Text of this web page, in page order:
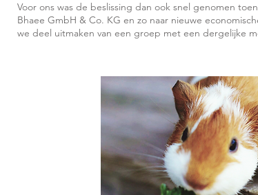
Voor ons was de beslissing dan ook snel genomen
Bhaee GmbH & Co. KG en zo naar nieuwe
we deel uitmaken van een groep met een dergelijke